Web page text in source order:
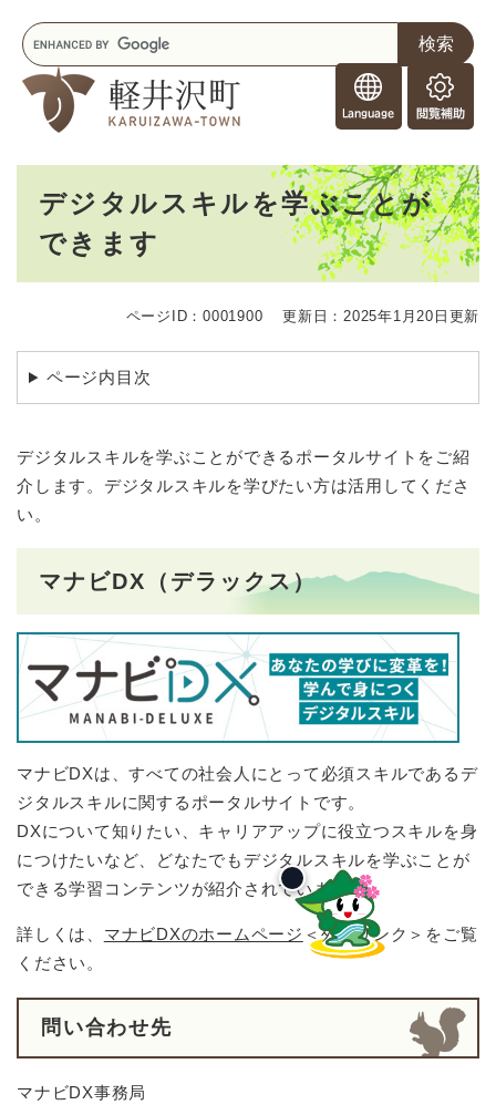
o
r
e
i
g
n
s
閲
覧
助
キ
ー
ワ
デジタルスキルを学ぶことが
できます
ページID：0001900 更新日：2025年1月20日更新
ページ内目次
デジタルスキルを学ぶことができるポータルサイトをご紹
介します。デジタルスキルを学びたい方は活用してくださ
い。
マナビDX（デラックス）
マナビDXは、すべての社会人にとって必須スキルであるデ
ジタルスキルに関するポータルサイトです。
DXについて知りたい、キャリアアップに役立つスキルを身
につけたいなど、どなたでもデジタルスキルを学ぶことが
できる学習コンテンツが紹介されています。
詳しくは、 マナビDXのホームページ ＜外部リンク＞ をご覧
ください。
問い合わせ先
マナビDX事務局